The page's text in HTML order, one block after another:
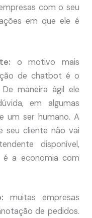
com o seu
em que ele é
o motivo mais
de chatbot é o
maneira ágil ele
em algumas
um ser humano. A
seu cliente não vai
disponível,
a economia com
muitas empresas
de pedidos.